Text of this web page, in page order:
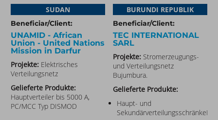
SUDAN
Beneficiar/Client:
UNAMID - African
Union - United Nations
Mission in Darfur​
Projekte: Elektrisches
Verteilungsnetz
Gelieferte Produkte:
Hauptverteiler bis 5000 A,
PC/MCC Typ DISMOD
BURUNDI REPUBLIK
Beneficiar/Client:
TEC INTERNATIONAL
SARL
Projekte: Stromerzeugungs-
und Verteilungsnetz
Bujumbura.
Gelieferte Produkte:
Haupt- und